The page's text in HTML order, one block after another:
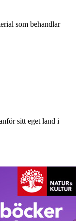
som behandlar
sitt eget land i